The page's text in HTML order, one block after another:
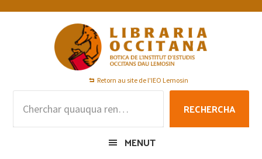
Skip
Skip
Skip
Retorn au site de l'IEO Lemosin
RECHERCHA
MENUT